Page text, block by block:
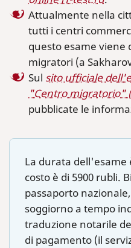
Attualmente nella
tutti i centri
questo esame viene
migratori (a
Sul sito ufficiale
"Centro migratorio"
pubblicate le
La durata dell'esame
costo è di 5900 rubli.
passaporto
soggiorno a tempo
traduzione notarile
di pagamento (il